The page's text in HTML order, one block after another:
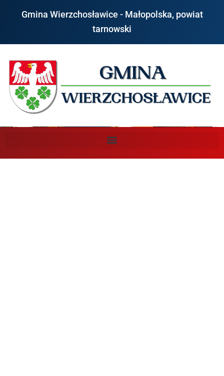
treściGmina Wierzchosławice - Małopolska, powiat
tarnowski